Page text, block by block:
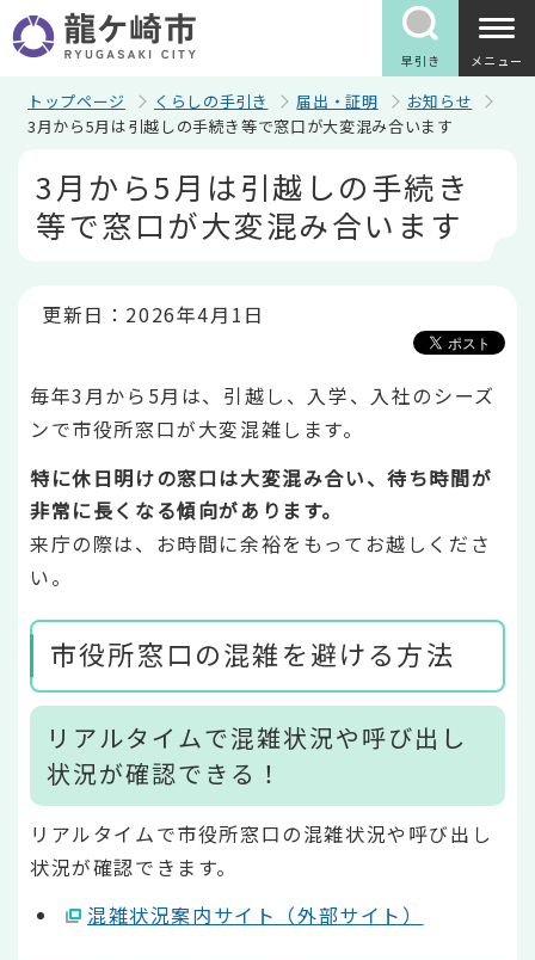
の
ペ
早引き メニュー
トップページ くらしの手引き 届出・証明
お知らせ
3月から5月は引越しの手続き等で窓口が大変混み合います
3月から5月は引越しの手続き
等で窓口が大変混み合います
更新日：2026年4月1日
毎年3月から5月は、引越し、入学、入社のシーズ
ンで市役所窓口が大変混雑します。
特に休日明けの窓口は大変混み合い、待ち時間が
非常に長くなる傾向があります。
来庁の際は、お時間に余裕をもってお越しくださ
い。
市役所窓口の混雑を避ける方法
リアルタイムで混雑状況や呼び出し
状況が確認できる！
リアルタイムで市役所窓口の混雑状況や呼び出し
状況が確認できます。
混雑状況案内サイト（外部サイト）